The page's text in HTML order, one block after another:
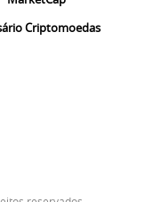
Criptomoedas